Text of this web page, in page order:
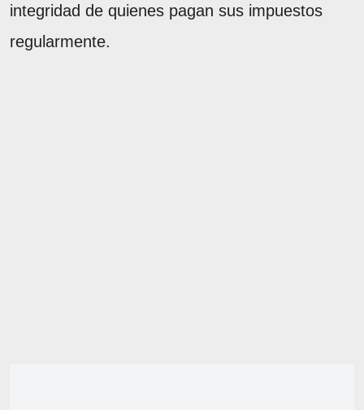
integridad de quienes pagan sus impuestos
regularmente.